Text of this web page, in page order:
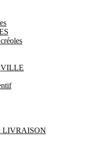
LIVRAISON